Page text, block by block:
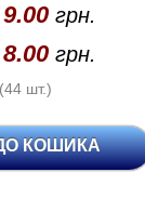
9.00грн.
8.00грн.
(44 шт.)
КОШИКА